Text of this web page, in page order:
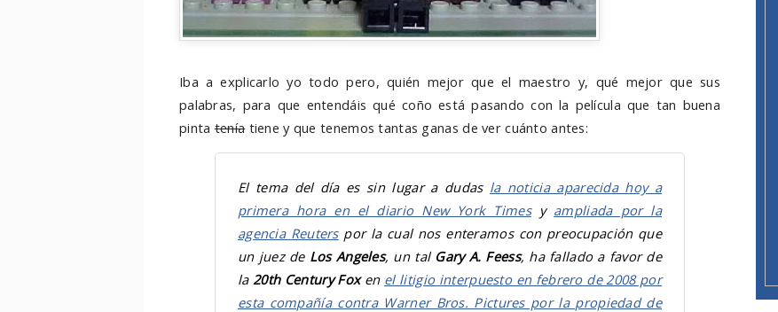
Iba a explicarlo yo todo pero, quién mejor que el maestro y, qué mejor que sus
palabras, para que entendáis qué coño está pasando con la película que tan buena
pintateníatiene y que tenemos tantas ganas de ver cuánto antes:
El tema del día es sin lugar a dudas la noticia aparecida hoy a
primera hora en el diario New York Timesy ampliada por la
agencia Reuterspor la cual nos enteramos con preocupación que
un juez de Los Angeles, un tal Gary A. Feess, ha fallado a favor de
la 20th Century Foxen el litigio interpuesto en febrero de 2008 por
esta compañía contra Warner Bros. Pictures por la propiedad de